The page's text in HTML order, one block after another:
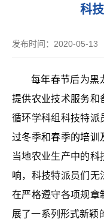
科
发布时间：2020-05-13
每年春节后为黑
提供农业技术服务和
循环学科组科技特派
过冬季和春季的培训
当地农业生产中的
响，科技特派员们无
在严格遵守各项规章
展了一系列形式新颖